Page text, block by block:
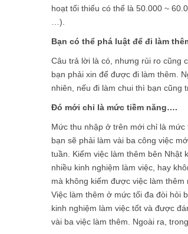
hoạt tối thiểu có thể là 50.000 ~
…).
Bạn có thể phá luật để đi làm
Câu trả lời là có, nhưng rủi ro cũng
bạn phải xin để được đi làm thêm.
nhiên, nếu đi làm chui thì bạn cũng
Đó mới chỉ là mức tiềm năng….
Mức thu nhập ở trên mới chỉ là
bạn sẽ phải làm vài ba công việc
tuần. Kiếm việc làm thêm bên Nhật
nhiều kinh nghiệm làm việc, hay
mà không kiếm được việc làm thêm
Việc làm thêm ở mức tối đa đòi hỏi
kinh nghiệm làm việc tốt và được
vài ba việc làm thêm. Ngoài ra,